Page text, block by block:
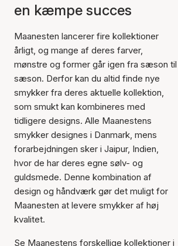
en kæmpe succes
Maanesten lancerer fire kollektioner
årligt, og mange af deres farver,
mønstre og former går igen fra sæson til
sæson. Derfor kan du altid finde nye
smykker fra deres aktuelle kollektion,
som smukt kan kombineres med
tidligere designs. Alle Maanestens
smykker designes i Danmark, mens
forarbejdningen sker i Jaipur, Indien,
hvor de har deres egne sølv- og
guldsmede. Denne kombination af
design og håndværk gør det muligt for
Maanesten at levere smykker af høj
kvalitet.
Se Maanestens forskellige kollektioner i